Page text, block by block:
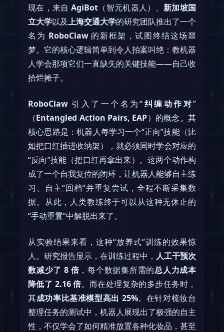
现在，来自 AgiBot （智元机器人）、 新加坡国
立大学以及上海交通大学的研究团队推出了一个
名为 RoboClaw的新框架，试图终结这场噩
梦。它的核心逻辑简单到令人拍案叫绝：教机器
人学会那项它们一直缺失的关键技能——自己收
拾烂摊子。
RoboClaw 引入了一个名为“纠缠动作对”
（Entangled Action Pairs, EAP）的概念。其
核心思路是：机器人每学习一个“正向”技能（比
如把口红插进收纳架），就必须同时学会对应的
“反向”技能（把口红再拿出来）。这两个动作构
成了一个自我复位的闭环，让机器人能够自主练
习、自主“回档”并重复尝试，全程不断采集数
据。从此，人类教练终于可以从这种无休止的
“手动重置”中解脱出来了。
从实验结果来看，这种“放养式”训练的效果惊
人。研究报告显示，在训练过程中， 人工干预次
数减少了 8 倍，每个数据集所需的总人力成本
降低了 2.16 倍。而在处理复杂的多步任务时，
其成功率比基准模型高出 25%。在针对梳妆台
整理任务的测试中，机器人展现出了极强的自主
性，不仅学会了如何精准放置各种化妆品，甚至